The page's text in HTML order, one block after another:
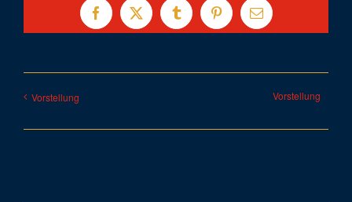
Facebook
X TumblrPinterest
E-
Mail
Vorstellung Vorstellung